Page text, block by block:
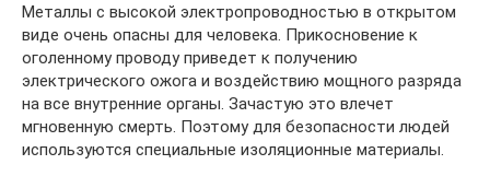
Металлы с высокой электропроводностью в открытом
виде очень опасны для человека. Прикосновение к
оголенному проводу приведет к получению
электрического ожога и воздействию мощного разряда
на все внутренние органы. Зачастую это влечет
мгновенную смерть. Поэтому для безопасности людей
используются специальные изоляционные материалы.